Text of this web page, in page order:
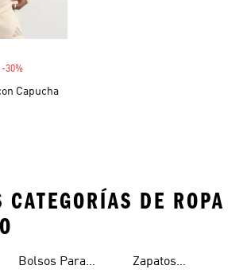
-30%
Capucha
CATEGORÍAS DE ROPA
Bolsos Para
Zapatos